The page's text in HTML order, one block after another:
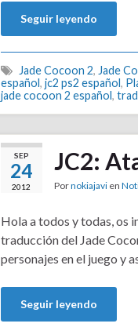
Seguir leyendo
Jade Cocoon 2, Jade
español, jc2 ps2 español,
jade cocoon 2 español,
SEP
24
2012
JC2:
Pornokiajavien
Hola a todos y todas, os
traducción del Jade
personajes en el juego y
Seguir leyendo